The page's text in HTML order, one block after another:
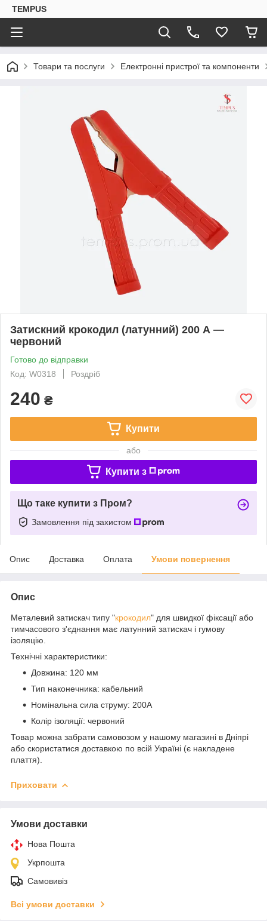
TEMPUS
Товари та послуги Електронні пристрої та компоненти
Затискний крокодил (латунний) 200 А —
червоний
Готово до відправки
Код: W0318
Роздріб
240 ₴
Купити
або
Купити з
Що таке купити з Пром?
Замовлення під захистом
Опис Доставка Оплата Умови повернення
Опис
Металевий затискач типу "крокодил" для швидкої фіксації або
тимчасового з'єднання має латунний затискач і гумову
ізоляцію.
Технічні характеристики:
Довжина: 120 мм
Тип наконечника: кабельний
Номінальна сила струму: 200А
Колір ізоляції: червоний
Товар можна забрати самовозом у нашому магазині в Дніпрі
або скористатися доставкою по всій Україні (є накладене
плаття).
Приховати
Умови доставки
Нова Пошта
Укрпошта
Самовивіз
Всі умови доставки